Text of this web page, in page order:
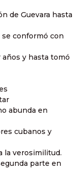
de Guevara hasta
conformó con
y hasta tomó
abunda en
cubanos y
la verosimilitud.
parte en